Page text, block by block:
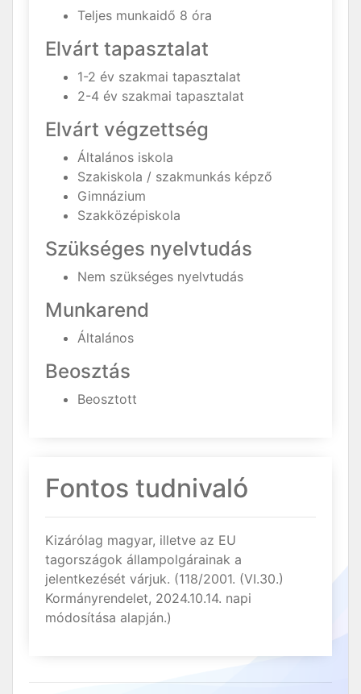
Teljes munkaidő 8 óra
Elvárt tapasztalat
1-2 év szakmai tapasztalat
2-4 év szakmai tapasztalat
Elvárt végzettség
Általános iskola
Szakiskola / szakmunkás képző
Gimnázium
Szakközépiskola
Szükséges nyelvtudás
Nem szükséges nyelvtudás
Munkarend
Általános
Beosztás
Beosztott
Fontos tudnivaló
Kizárólag magyar, illetve az EU
tagországok állampolgárainak a
jelentkezését várjuk. (118/2001. (VI.30.)
Kormányrendelet, 2024.10.14. napi
módosítása alapján.)